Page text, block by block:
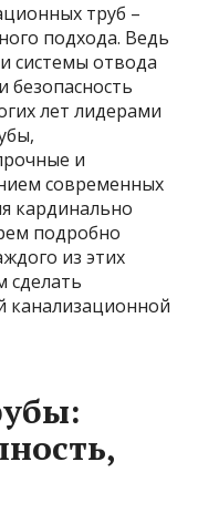
труб –
подхода. Ведь
системы отвода
безопасность
лет лидерами
и
современных
кардинально
подробно
из этих
сделать